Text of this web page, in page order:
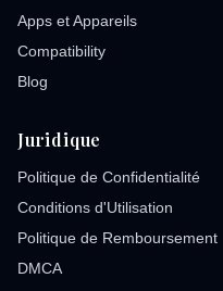
Apps et Appareils
Compatibility
Blog
Juridique
Politique de Confidentialité
Conditions d'Utilisation
Politique de Remboursement
DMCA